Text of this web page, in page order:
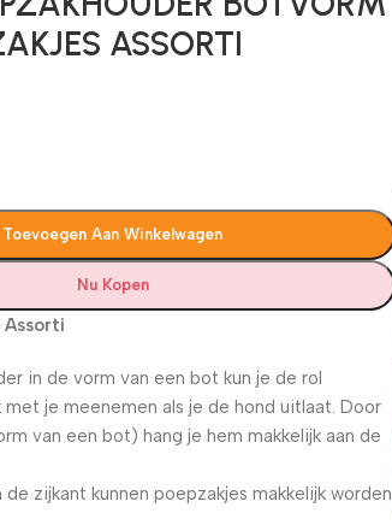
ASSORTI
Toevoegen Aan Winkelwagen
Nu Kopen
Assorti
in de vorm van een bot kun je de rol
met je meenemen als je de hond uitlaat. Door
van een bot) hang je hem makkelijk aan de
zijkant kunnen poepzakjes makkelijk worden